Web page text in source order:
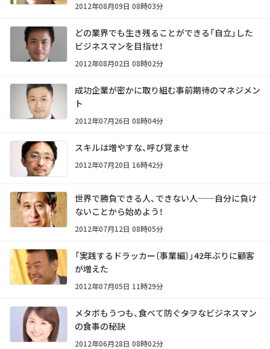
2012年08月09日 08時03分
どの業界でも生き残ることができる「自立」した
ビジネスマンを目指せ！
2012年08月02日 08時02分
成功企業が密かに取り組む事前期待のマネジメン
ト
2012年07月26日 08時04分
スキルは増やすな、呼び覚ませ
2012年07月20日 16時42分
世界で勝負できる人、できない人──自分に負け
ないことから始めよう！
2012年07月12日 08時05分
「実践するドラッカー〔事業編〕」――42年ぶりに顧客
が増えた
2012年07月05日 11時29分
メタボもうつも、食べて防ぐ――タフなビジネスマン
の食事の秘訣
2012年06月28日 08時02分